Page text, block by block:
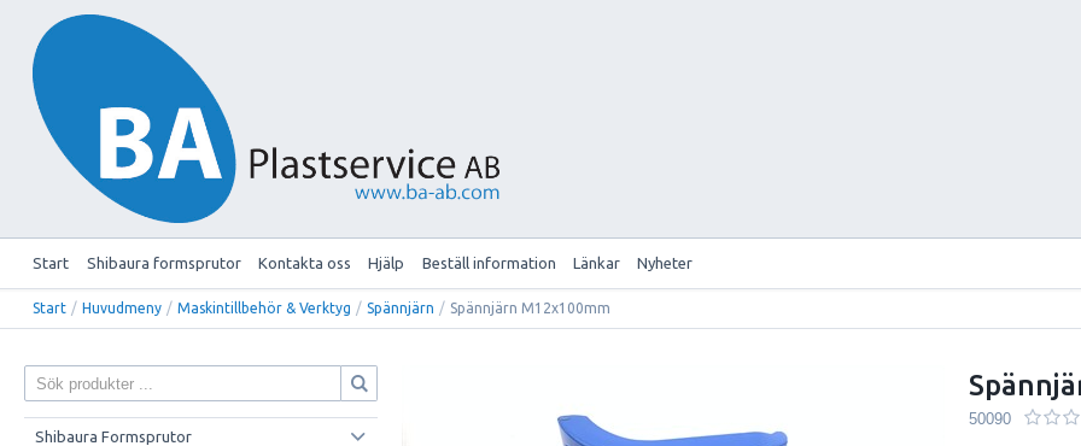
Start Shibaura formsprutor Kontakta oss Hjälp Beställ information Länkar Nyheter
Start / Huvudmeny / Maskintillbehör & Verktyg / Spännjärn / Spännjärn M12x100mm
Shibaura Formsprutor
50090